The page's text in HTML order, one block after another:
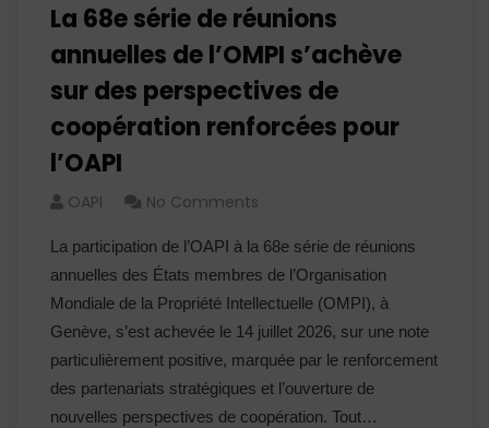
La 68e série de réunions
annuelles de l’OMPI s’achève
sur des perspectives de
coopération renforcées pour
l’OAPI
OAPI No Comments
La participation de l’OAPI à la 68e série de réunions
annuelles des États membres de l’Organisation
Mondiale de la Propriété Intellectuelle (OMPI), à
Genève, s’est achevée le 14 juillet 2026, sur une note
particulièrement positive, marquée par le renforcement
des partenariats stratégiques et l’ouverture de
nouvelles perspectives de coopération. Tout…